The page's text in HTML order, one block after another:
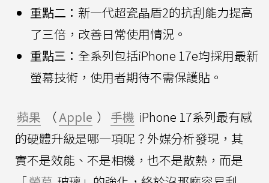
重點二： 新一代超瓷晶盾2的抗刮能力提高
了三倍，改善日常使用情況。
重點三： 全系列包括iPhone 17e均採用最新
螢幕技術，使用者期待不需保護貼。
蘋果 （Apple ） 手機 iPhone 17系列最有感
的硬體升級是哪一項呢？外媒分析發現，其
實不是效能、不是相機，也不是散熱，而是